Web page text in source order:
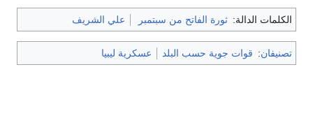
الكلمات الدالة: ثورة الفاتح من سبتمبر علي الشريف
تصنيفان: قوات جوية حسب البلد عسكرية ليبيا